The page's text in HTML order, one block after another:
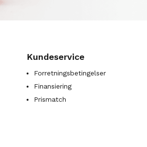
Kundeservice
Forretningsbetingelser
Finansiering
Prismatch